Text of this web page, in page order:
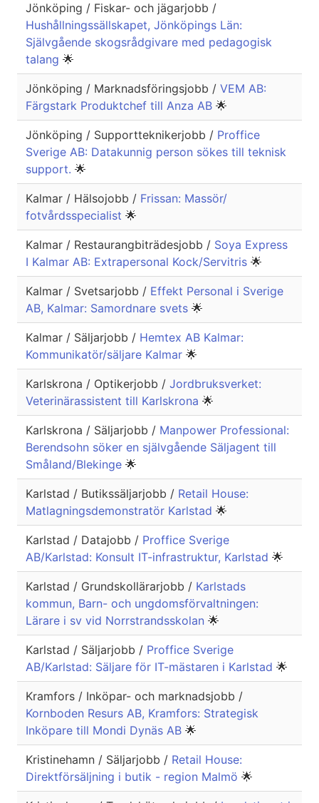
Jönköping / Fiskar- och jägarjobb /
Hushållningssällskapet, Jönköpings Län:
Självgående skogsrådgivare med pedagogisk
talang 🌟
Jönköping / Marknadsföringsjobb / VEM AB:
Färgstark Produktchef till Anza AB 🌟
Jönköping / Supportteknikerjobb / Proffice
Sverige AB: Datakunnig person sökes till teknisk
support. 🌟
Kalmar / Hälsojobb / Frissan: Massör/
fotvårdsspecialist 🌟
Kalmar / Restaurangbiträdesjobb / Soya Express
I Kalmar AB: Extrapersonal Kock/Servitris 🌟
Kalmar / Svetsarjobb / Effekt Personal i Sverige
AB, Kalmar: Samordnare svets 🌟
Kalmar / Säljarjobb / Hemtex AB Kalmar:
Kommunikatör/säljare Kalmar 🌟
Karlskrona / Optikerjobb / Jordbruksverket:
Veterinärassistent till Karlskrona 🌟
Karlskrona / Säljarjobb / Manpower Professional:
Berendsohn söker en självgående Säljagent till
Småland/Blekinge 🌟
Karlstad / Butikssäljarjobb / Retail House:
Matlagningsdemonstratör Karlstad 🌟
Karlstad / Datajobb / Proffice Sverige
AB/Karlstad: Konsult IT-infrastruktur, Karlstad 🌟
Karlstad / Grundskollärarjobb / Karlstads
kommun, Barn- och ungdomsförvaltningen:
Lärare i sv vid Norrstrandsskolan 🌟
Karlstad / Säljarjobb / Proffice Sverige
AB/Karlstad: Säljare för IT-mästaren i Karlstad 🌟
Kramfors / Inköpar- och marknadsjobb /
Kornboden Resurs AB, Kramfors: Strategisk
Inköpare till Mondi Dynäs AB 🌟
Kristinehamn / Säljarjobb / Retail House:
Direktförsäljning i butik - region Malmö 🌟